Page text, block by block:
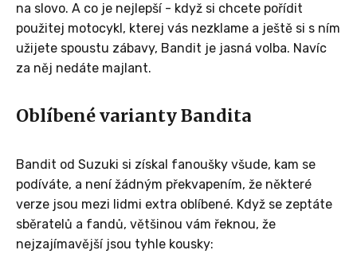
na slovo. A co je nejlepší - když si chcete pořídit
použitej motocykl, kterej vás nezklame a ještě si s ním
užijete spoustu zábavy, Bandit je jasná volba. Navíc
za něj nedáte majlant.
Oblíbené varianty Bandita
Bandit od Suzuki si získal fanoušky všude, kam se
podíváte, a není žádným překvapením, že některé
verze jsou mezi lidmi extra oblíbené. Když se zeptáte
sběratelů a fandů, většinou vám řeknou, že
nejzajímavější jsou tyhle kousky: